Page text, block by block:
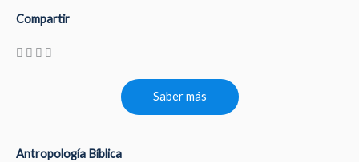
Compartir
Saber más
Antropología Bíblica